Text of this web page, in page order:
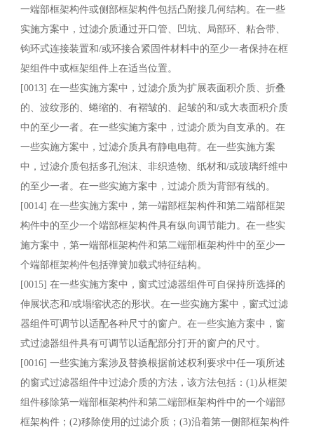
一端部框架构件或侧部框架构件包括凸附接几何结构。在一些
实施方案中，过滤介质通过开口管、凹坑、局部环、粘合带、
钩环式连接装置和/或环接合紧固件材料中的至少一者保持在框
架组件中或框架组件上在适当位置。
[0013] 在一些实施方案中，过滤介质为扩展表面积介质、折叠
的、波纹形的、蜷缩的、有褶皱的、起皱的和/或大表面积介质
中的至少一者。在一些实施方案中，过滤介质为自支承的。在
一些实施方案中，过滤介质具有静电电荷。在一些实施方案
中，过滤介质包括多孔泡沫、非织造物、纸材和/或玻璃纤维中
的至少一者。在一些实施方案中，过滤介质为背部有线的。
[0014] 在一些实施方案中，第一端部框架构件和第二端部框架
构件中的至少一个端部框架构件具有纵向调节能力。在一些实
施方案中，第一端部框架构件和第二端部框架构件中的至少一
个端部框架构件包括弹簧加载式特征结构。
[0015] 在一些实施方案中，窗式过滤器组件可自保持所选择的
伸展状态和/或塌缩状态的形状。在一些实施方案中，窗式过滤
器组件可调节以适配各种尺寸的窗户。在一些实施方案中，窗
式过滤器组件具有可调节以适配部分打开的窗户的尺寸。
[0016] 一些实施方案涉及替换根据前述权利要求中任一项所述
的窗式过滤器组件中过滤介质的方法，该方法包括：(1)从框架
组件移除第一端部框架构件和第二端部框架构件中的一个端部
框架构件；(2)移除使用的过滤介质；(3)沿着第一侧部框架构件